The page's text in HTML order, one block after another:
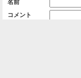
名前
コメント